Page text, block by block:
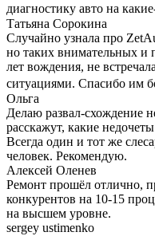
диагностику авто на
Татьяна Сорокина
Случайно узнала про
но таких внимательных и
лет вождения, не
ситуациями. Спасибо им
Ольга
Делаю развал-схождение
расскажут, какие
Всегда один и тот же
человек. Рекомендую.
Алексей Оленев
Ремонт прошёл отлично,
конкурентов на 10-15
на высшем уровне.
sergey ustimenko